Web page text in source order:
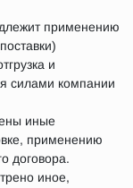
применению
и
силами компании
иные
применению
договора.
иное,